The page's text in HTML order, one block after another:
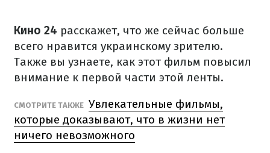
Кино 24 расскажет, что же сейчас больше
всего нравится украинскому зрителю.
Также вы узнаете, как этот фильм повысил
внимание к первой части этой ленты.
СМОТРИТЕ ТАКЖЕ Увлекательные фильмы,
которые доказывают, что в жизни нет
ничего невозможного